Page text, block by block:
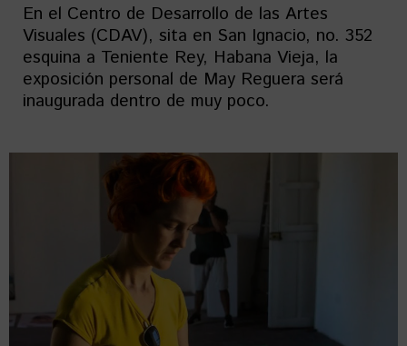
En el Centro de Desarrollo de las Artes
Visuales (CDAV), sita en San Ignacio, no. 352
esquina a Teniente Rey, Habana Vieja, la
exposición personal de May Reguera será
inaugurada dentro de muy poco.